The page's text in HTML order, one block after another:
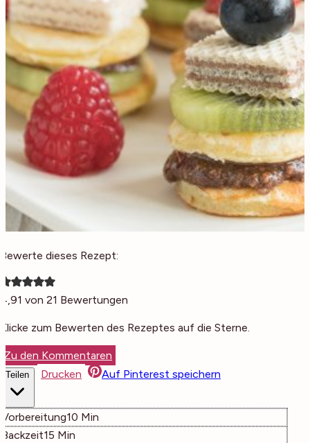
Bewerte dieses Rezept:
4,91 von 21 Bewertungen
Klicke zum Bewerten des Rezeptes auf die Sterne.
Zu den Kommentaren
Teilen Drucken Auf Pinterest speichern
Vorbereitung10 Minuten
Min
Backzeit15 Minuten
Min